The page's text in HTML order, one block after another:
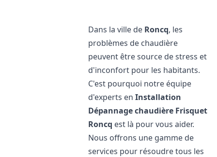
Dans la ville de Roncq, les
problèmes de chaudière
peuvent être source de stress et
d'inconfort pour les habitants.
C'est pourquoi notre équipe
d'experts enInstallation
Dépannage chaudière Frisquet
Roncq est là pour vous aider.
Nous offrons une gamme de
services pour résoudre tous les